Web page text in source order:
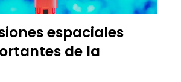
espaciales
de la